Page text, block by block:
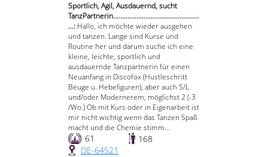
Sportlich, Agil, Ausdauernd, sucht
TanzPartnerin................................................
...: Hallo, ich möchte wieder ausgehen
und tanzen. Lange sind Kurse und
Routine her und darum suche ich eine
kleine, leichte, sportlich und
ausdauernde Tanzpartnerin für einen
Neuanfang in Discofox (Hustleschritt
Beuge u. Hebefiguren), aber auch S/L
und/oder Modernerem, möglichst 2 (-3
/Wo.) Ob mit Kurs oder in Eigenarbeit ist
mir nicht wichtig wenn das Tanzen Spaß
macht und die Chemie stimm...
61
168
DE-64521